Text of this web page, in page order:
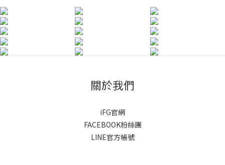
關於我們
iFG官網
FACEBOOK粉絲團
LINE官方帳號